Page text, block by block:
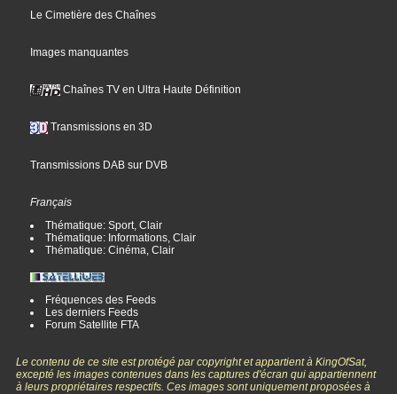
Le Cimetière des Chaînes
Images manquantes
Chaînes TV en Ultra Haute Définition
Transmissions en 3D
Transmissions DAB sur DVB
Français
Thématique: Sport, Clair
Thématique: Informations, Clair
Thématique: Cinéma, Clair
Fréquences des Feeds
Les derniers Feeds
Forum Satellite FTA
Le contenu de ce site est protégé par copyright et appartient à KingOfSat,
excepté les images contenues dans les captures d'écran qui appartiennent
à leurs propriétaires respectifs. Ces images sont uniquement proposées à